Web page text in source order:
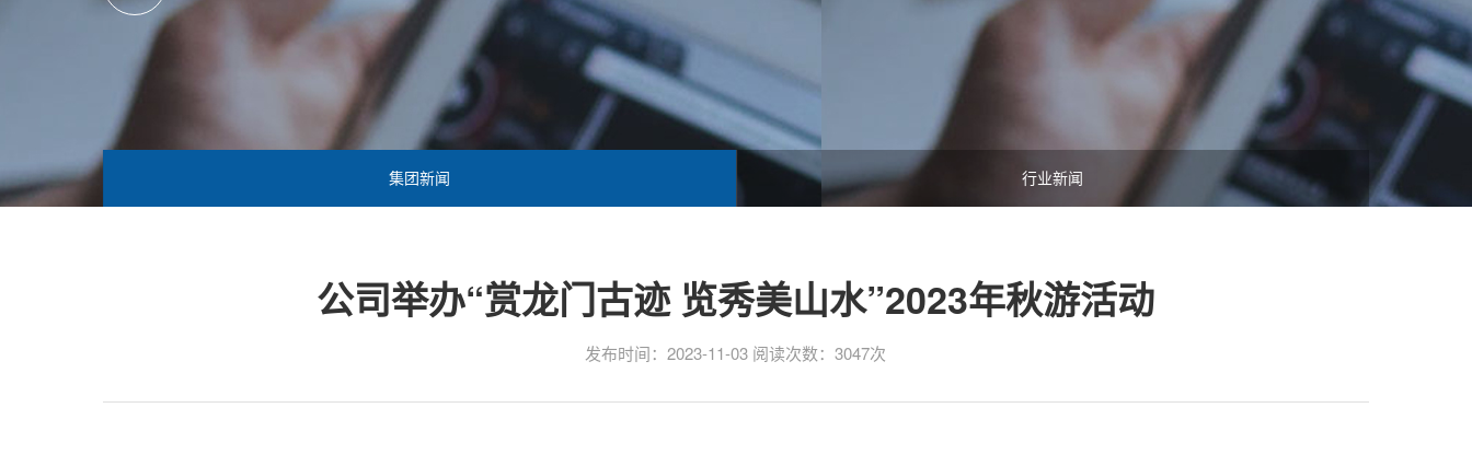
集团新闻 行业新闻
公司举办“赏龙门古迹 览秀美山水”2023年秋游活动
发布时间：2023-11-03 阅读次数：3047次